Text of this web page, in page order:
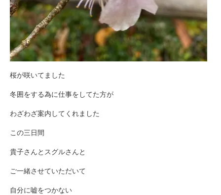
桜が咲いてました
冬囲をする為に仕事をしてた方が
わざわざ案内してくれました
この三日間
貴子さんとスグルさんと
ご一緒させていただいて
自分に嘘をつかない